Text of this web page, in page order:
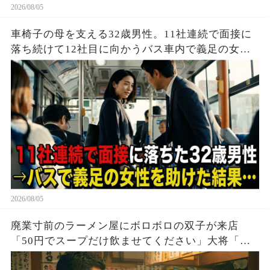
2026/08/05
車椅子の母を支える32歳男性。11社連続で面接に
落ち続けて12社目に向かうバス車内で義足の女性
を助けた結果…
2026/08/05
廃業寸前のラーメン屋にボロボロの双子が来店
「50円でスープだけ飲ませてください」大将「大
盛り2つどうぞ！」→20年後、双子「お久しぶりで